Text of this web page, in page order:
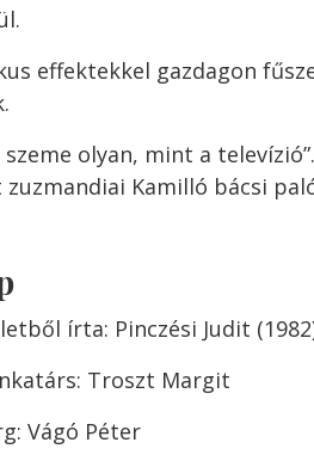
effektekkel gazdagon
szeme olyan, mint a
Kamilló bácsi
írta: Pinczési Judit
Troszt Margit
Vágó Péter